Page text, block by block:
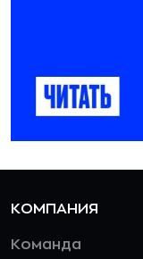
КОМПАНИЯ
Команда